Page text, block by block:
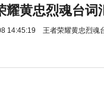
耀黄忠烈魂台词
14:45:19 王者荣耀黄忠烈魂